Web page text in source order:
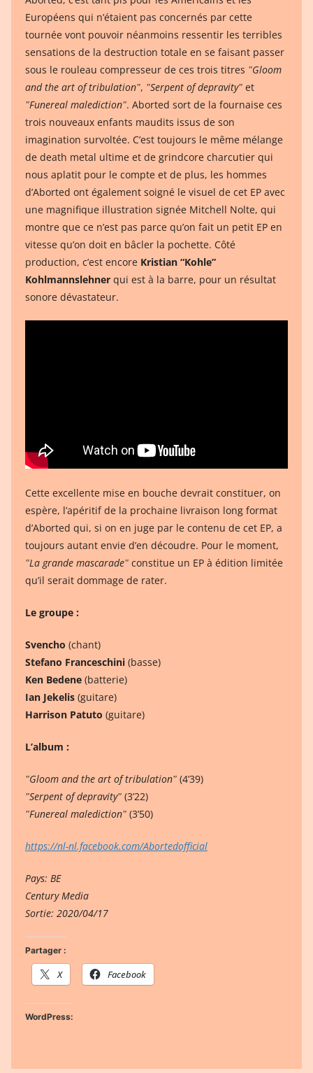
Européens qui n’étaient pas concernés par cette
tournée vont pouvoir néanmoins ressentir les terribles
sensations de la destruction totale en se faisant passer
sous le rouleau compresseur de ces trois titres ʺGloom
and the art of tribulationʺ, ʺSerpent of depravityʺ et
ʺFunereal maledictionʺ. Aborted sort de la fournaise ces
trois nouveaux enfants maudits issus de son
imagination survoltée. C’est toujours le même mélange
de death metal ultime et de grindcore charcutier qui
nous aplatit pour le compte et de plus, les hommes
d’Aborted ont également soigné le visuel de cet EP avec
une magnifique illustration signée Mitchell Nolte, qui
montre que ce n’est pas parce qu’on fait un petit EP en
vitesse qu’on doit en bâcler la pochette. Côté
production, c’est encore Kristian “Kohle”
Kohlmannslehner qui est à la barre, pour un résultat
sonore dévastateur.
Cette excellente mise en bouche devrait constituer, on
espère, l’apéritif de la prochaine livraison long format
d’Aborted qui, si on en juge par le contenu de cet EP, a
toujours autant envie d’en découdre. Pour le moment,
ʺLa grande mascaradeʺ constitue un EP à édition limitée
qu’il serait dommage de rater.
Le groupe :
Svencho (chant)
Stefano Franceschini (basse)
Ken Bedene (batterie)
Ian Jekelis (guitare)
Harrison Patuto (guitare)
L’album :
ʺGloom and the art of tribulationʺ (4’39)
ʺSerpent of depravityʺ (3’22)
ʺFunereal maledictionʺ (3’50)
https://nl-nl.facebook.com/Abortedofficial
Pays: BE
Century Media
Sortie: 2020/04/17
Partager :
X Facebook
WordPress: